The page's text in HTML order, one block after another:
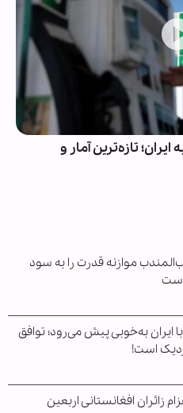
تازه‌ترین آمار و
موازنه قدرت را به سود
ایران به‌خوبی پیش می‌رود؛ توافق
است!
زائران افغانستانی اربعین